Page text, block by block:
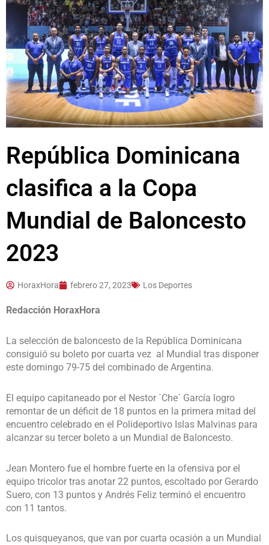
República Dominicana
clasifica a la Copa
Mundial de Baloncesto
2023
HoraxHora febrero 27, 2023 Los Deportes
Redacción HoraxHora
La selección de baloncesto de la República Dominicana
consiguió su boleto por cuarta vez al Mundial tras disponer
este domingo 79-75 del combinado de Argentina.
El equipo capitaneado por el Nestor ´Che´ García logro
remontar de un déficit de 18 puntos en la primera mitad del
encuentro celebrado en el Polideportivo Islas Malvinas para
alcanzar su tercer boleto a un Mundial de Baloncesto.
Jean Montero fue el hombre fuerte en la ofensiva por el
equipo tricolor tras anotar 22 puntos, escoltado por Gerardo
Suero, con 13 puntos y Andrés Feliz terminó el encuentro
con 11 tantos.
Los quisqueyanos, que van por cuarta ocasión a un Mundial